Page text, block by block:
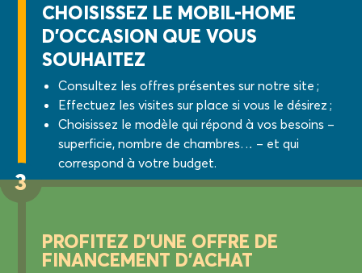
CHOISISSEZ LE MOBIL-HOME
D’OCCASION QUE VOUS
SOUHAITEZ
Consultez les offres présentes sur notre site ;
Effectuez les visites sur place si vous le désirez ;
Choisissez le modèle qui répond à vos besoins –
superficie, nombre de chambres… – et qui
correspond à votre budget.
3
PROFITEZ D’UNE OFFRE DE
FINANCEMENT D’ACHAT